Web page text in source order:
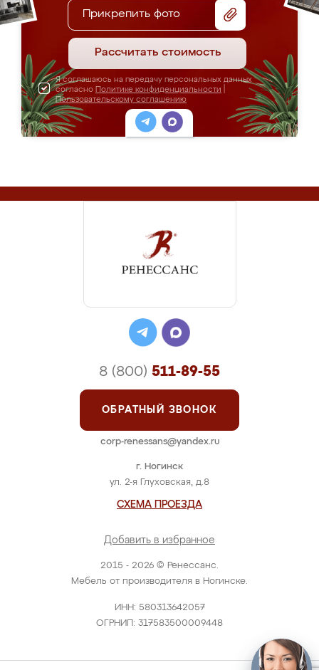
Прикрепить фото
Рассчитать стоимость
Я соглашаюсь на передачу персональных данных
согласно Политике конфиденциальности
Пользовательскому соглашению
2015 - 2026 © Ренессанс.
Мебель от производителя в Ногинске.
ИНН: 580313642057
ОГРНИП: 317583500009448
г. Ногинск
ул. 2-я Глуховская, д.8
СХЕМА ПРОЕЗДА
Добавить в избранное
8 (800) 511-89-55
ОБРАТНЫЙ ЗВОНОК
corp-renessans@yandex.ru